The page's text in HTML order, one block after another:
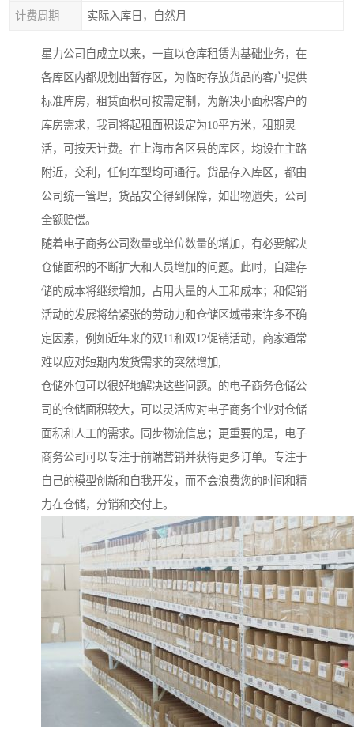
计费周期 实际入库日，自然月
星力公司自成立以来，一直以仓库租赁为基础业务，在
各库区内都规划出暂存区，为临时存放货品的客户提供
标准库房，租赁面积可按需定制，为解决小面积客户的
库房需求，我司将起租面积设定为10平方米，租期灵
活，可按天计费。在上海市各区县的库区，均设在主路
附近，交利，任何车型均可通行。货品存入库区，都由
公司统一管理，货品安全得到保障，如出物遗失，公司
全额赔偿。
随着电子商务公司数量或单位数量的增加，有必要解决
仓储面积的不断扩大和人员增加的问题。此时，自建存
储的成本将继续增加，占用大量的人工和成本；和促销
活动的发展将给紧张的劳动力和仓储区域带来许多不确
定因素，例如近年来的双11和双12促销活动，商家通常
难以应对短期内发货需求的突然增加;
仓储外包可以很好地解决这些问题。的电子商务仓储公
司的仓储面积较大，可以灵活应对电子商务企业对仓储
面积和人工的需求。同步物流信息；更重要的是，电子
商务公司可以专注于前端营销并获得更多订单。专注于
自己的模型创新和自我开发，而不会浪费您的时间和精
力在仓储，分销和交付上。